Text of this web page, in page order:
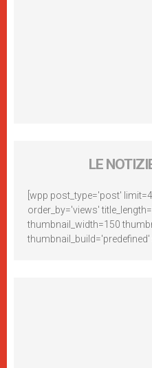
LE
[wpp post_type='post'
order_by='views'
thumbnail_width=150
thumbnail_build='predefined'